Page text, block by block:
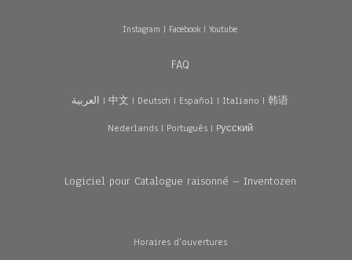
Instagram | Facebook| Youtube
FAQ
العربية | 中文 | Deutsch | Español | Italiano | 韩语
Nederlands| Português| Pусский
Logiciel pour Catalogue raisonné – Inventozen
Horaires d'ouvertures